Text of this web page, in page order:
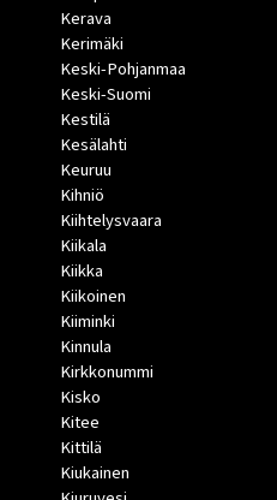
Kerava
Kerimäki
Keski-Pohjanmaa
Keski-Suomi
Kestilä
Kesälahti
Keuruu
Kihniö
Kiihtelysvaara
Kiikala
Kiikka
Kiikoinen
Kiiminki
Kinnula
Kirkkonummi
Kisko
Kitee
Kittilä
Kiukainen